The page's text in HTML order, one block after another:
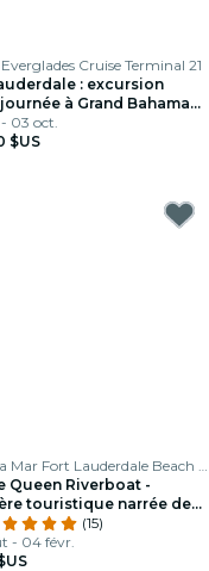
Cruise Terminal 21
: excursion
à Grand Bahama
- 03 oct.
$US
Bahia Mar Fort Lauderdale Beach - a DoubleTree by Hilton Hotel
Queen Riverboat -
touristique narrée de
à Fort Lauderdale
(15)
- 04 févr.